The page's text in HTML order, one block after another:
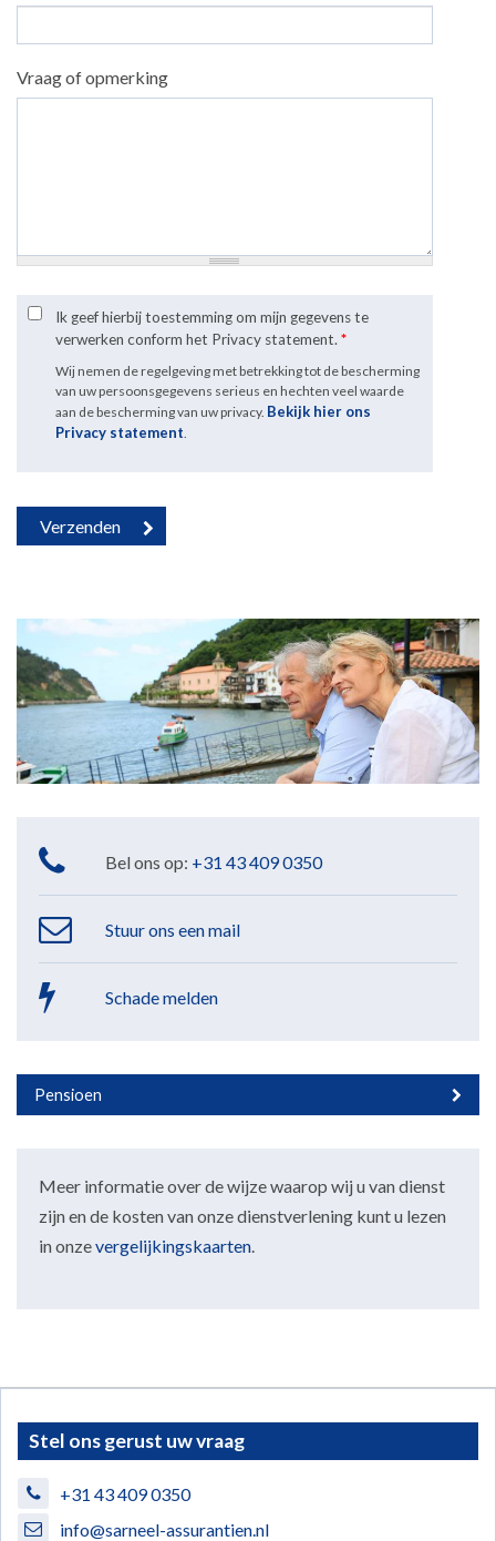
Vraag of opmerking
Ik geef hierbij toestemming om mijn gegevens te
verwerken conform het Privacy statement. *
Wij nemen de regelgeving met betrekking tot de bescherming
van uw persoonsgegevens serieus en hechten veel waarde
aan de bescherming van uw privacy. Bekijk hier ons
Privacy statement
Bel ons op: +31 43 409 0350
Stuur ons een mail
Schade melden
Pensioen
Meer informatie over de wijze waarop wij u van dienst
zijn en de kosten van onze dienstverlening kunt u lezen
in onzevergelijkingskaarten
Stel ons gerust uw vraag
+31 43 409 0350
info@sarneel-assurantien.nl